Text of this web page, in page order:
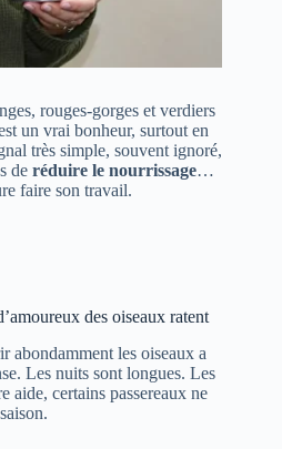
rouges-gorges et verdiers
un vrai bonheur, surtout en
très simple, souvent ignoré,
de réduire le nourrissage…
faire son travail.
des oiseaux ratent
abondamment les oiseaux a
Les nuits sont longues. Les
aide, certains passereaux ne